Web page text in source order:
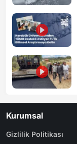
Kurumsal
Gizlilik Politikası